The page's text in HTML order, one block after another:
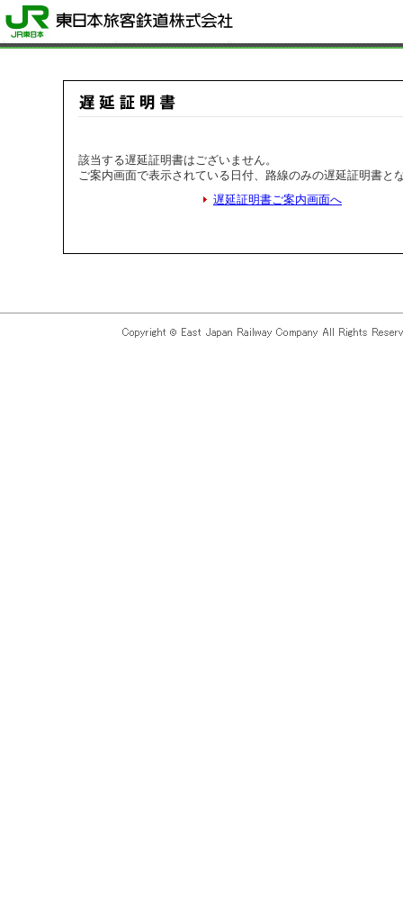
該当する遅延証明書はございません。
ご案内画面で表示されている日付、路線のみの遅延証明書と
遅延証明書ご案内画面へ